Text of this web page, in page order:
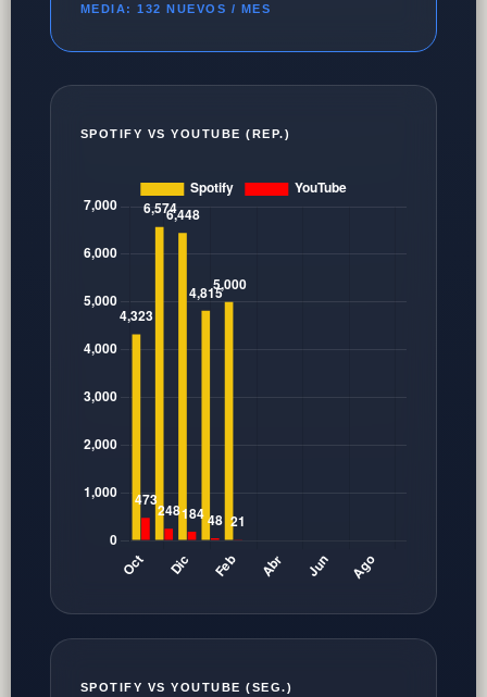
MEDIA: 132 NUEVOS / MES
SPOTIFY VS YOUTUBE (REP.)
SPOTIFY VS YOUTUBE (SEG.)